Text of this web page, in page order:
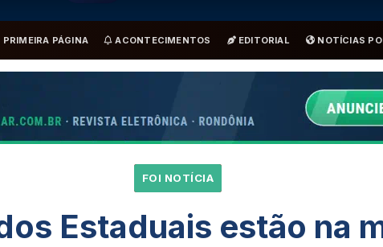
PRIMEIRA PÁGINA ACONTECIMENTOS EDITORIAL NOTÍCIAS
FOI NOTÍCIA
Estaduais estão na